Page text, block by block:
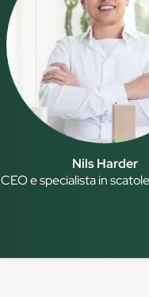
Nils Harder
CEO e specialista in